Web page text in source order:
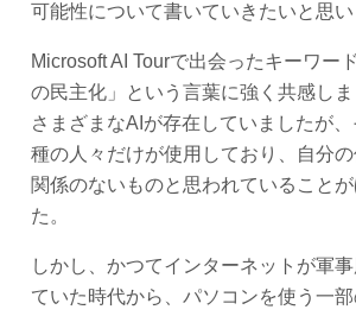
可能性について書いていきたいと思い
Microsoft AI Tourで出会ったキーワー
の民主化」という言葉に強く共感し
さまざまなAIが存在していましたが
種の人々だけが使用しており、自分
関係のないものと思われていること
た。
しかし、かつてインターネットが軍
ていた時代から、パソコンを使う一